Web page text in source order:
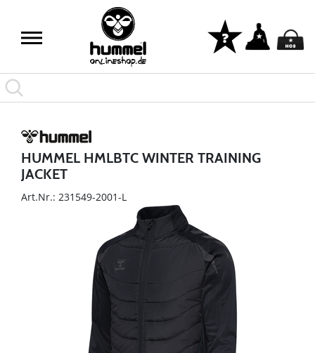
HUMMEL HMLBTC WINTER TRAINING
JACKET
Art.Nr.: 231549-2001-L